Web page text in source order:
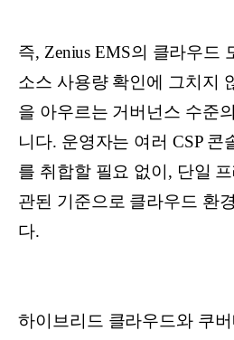
즉, Zenius EMS의 클라우드
소스 사용량 확인에 그치지
을 아우르는 거버넌스 수준
니다. 운영자는 여러 CSP 콘
를 취합할 필요 없이, 단일
관된 기준으로 클라우드 환
다.
하이브리드 클라우드와 쿠